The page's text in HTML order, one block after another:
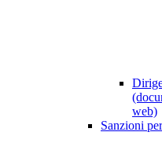
web)
Sanzioni